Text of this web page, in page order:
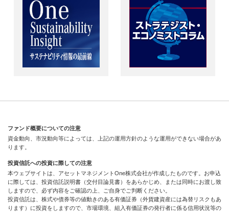
ファンド概要についての注意
資金動向、市況動向等によっては、上記の運用方針のような運用ができない場合があ
ります。
投資信託への投資に際しての注意
本ウェブサイトは、アセットマネジメントOne株式会社が作成したものです。お申込
に際しては、投資信託説明書（交付目論見書）をあらかじめ、または同時にお渡し致
しますので、必ず内容をご確認の上、ご自身でご判断ください。
投資信託は、株式や債券等の値動きのある有価証券（外貨建資産には為替リスクもあ
ります）に投資をしますので、市場環境、組入有価証券の発行者に係る信用状況等の